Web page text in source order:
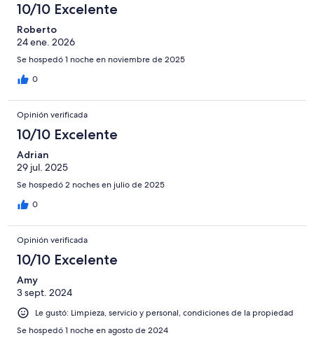
10/10 Excelente
Roberto
24 ene. 2026
Se hospedó 1 noche en noviembre de 2025
0
Opinión verificada
10/10 Excelente
Adrian
29 jul. 2025
Se hospedó 2 noches en julio de 2025
0
Opinión verificada
10/10 Excelente
Amy
3 sept. 2024
Le gustó: Limpieza, servicio y personal, condiciones de la propiedad
Se hospedó 1 noche en agosto de 2024